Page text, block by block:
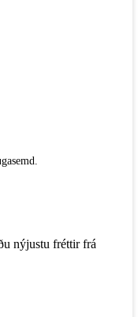
nýjustu fréttir frá